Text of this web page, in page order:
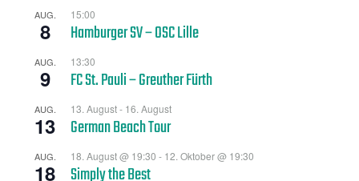
AUG.
8
15:00
Hamburger SV – OSC Lille
AUG.
9
13:30
FC St. Pauli – Greuther Fürth
AUG.
13
13. August- 16. August
German Beach Tour
AUG.
18
18. August @ 19:30 - 12. Oktober @ 19:30
Simply the Best